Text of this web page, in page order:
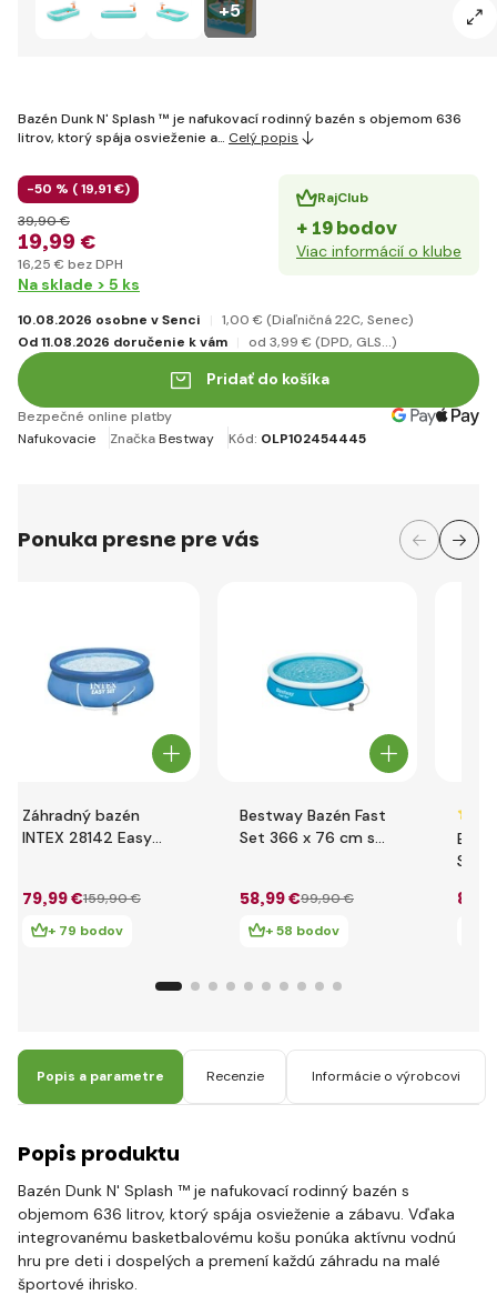
+5
Bazén Dunk N' Splash ™ je nafukovací rodinný bazén s objemom 636
litrov, ktorý spája osvieženie a… Celý popis
-50 % (19,91 €)
19,99 €
39,90 €
16,25 € bez DPH
RajClub
+ 19 bodov
Viac informácií o klube
Na sklade > 5 ks
10.08.2026 osobne v Senci 1,00 € (Diaľničná 22C, Senec)
Od 11.08.2026 doručenie k vám
od 3,99 € (DPD, GLS...)
Pridať do košíka
Bezpečné online platby
Nafukovacie
ZnačkaBestway Kód: OLP102454445
Ponuka presne pre vás
Záhradný bazén
INTEX 28142 Easy
79,99 €159,90 €
+ 79 bodov
Bestway Bazén Fast
Set 366 x 76 cm s
58,99 €99,90 €
+ 58 bodov
Set
85
Popis a parametre Recenzie Informácie o výrobcovi
Popis produktu
Bazén Dunk N' Splash ™ je nafukovací rodinný bazén s
objemom 636 litrov, ktorý spája osvieženie a zábavu. Vďaka
integrovanému basketbalovému košu ponúka aktívnu vodnú
hru pre deti i dospelých a premení každú záhradu na malé
športové ihrisko.